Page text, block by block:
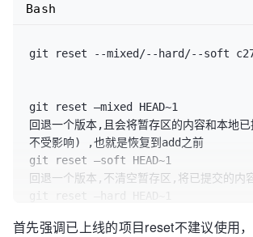
git reset --mixed/--hard/--soft
git reset –mixed HEAD~1
回退一个版本,且会将暂存区的内容和本地
不受影响) ,也就是恢复到add之前
git reset –soft HEAD~1
回退一个版本,不清空暂存区,将已提交的
git reset –hard HEAD~1
Bash
首先强调已上线的项目reset不建议使用